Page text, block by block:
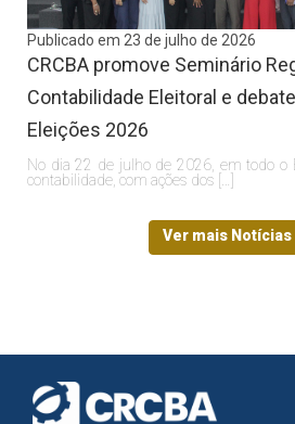
Publicado em 23 de julho de 2026
CRCBA promove Seminário
Contabilidade Eleitoral e
Eleições 2026
No dia 22 de julho de 2026, em todo o
contabilidade, com ações dos […]
Ver mais Notícias